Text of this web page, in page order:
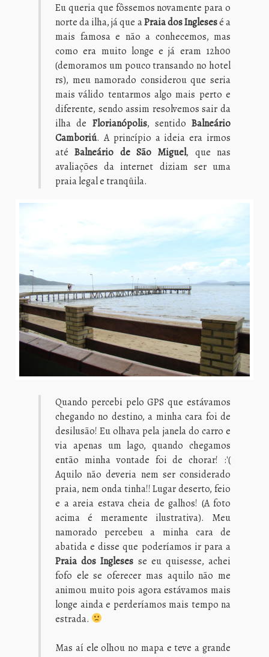
Eu queria que fôssemos novamente para o
norte da ilha, já que aPraia dos Inglesesé a
mais famosa e não a conhecemos, mas
como era muito longe e já eram 12h00
(demoramos um pouco transando no hotel
rs), meu namorado considerou que seria
mais válido tentarmos algo mais perto e
diferente, sendo assim resolvemos sair da
ilha de Florianópolis, sentido Balneário
Camboriú. A princípio a ideia era irmos
atéBalneário de São Miguel, que nas
avaliações da internet diziam ser uma
praia legal e tranqüila.
Quando percebi pelo GPS que estávamos
chegando no destino, a minha cara foi de
desilusão! Eu olhava pela janela do carro e
via apenas um lago, quando chegamos
então minha vontade foi de chorar! :'(
Aquilo não deveria nem ser considerado
praia, nem onda tinha!! Lugar deserto, feio
e a areia estava cheia de galhos! (A foto
acima é meramente ilustrativa). Meu
namorado percebeu a minha cara de
abatida e disse que poderíamos ir para a
Praia dos Ingleses se eu quisesse, achei
fofo ele se oferecer mas aquilo não me
animou muito pois agora estávamos mais
longe ainda e perderíamos mais tempo na
estrada.
Mas aí ele olhou no mapa e teve a grande